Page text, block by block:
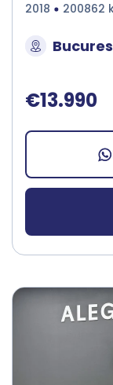
2018 200862
€13.990